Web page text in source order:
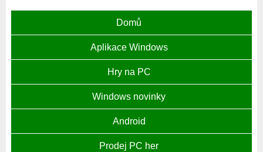
Domů
Aplikace Windows
Hry na PC
Windows novinky
Android
Prodej PC her